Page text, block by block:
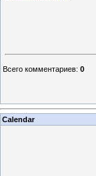
Всего комментариев: 0
Calendar